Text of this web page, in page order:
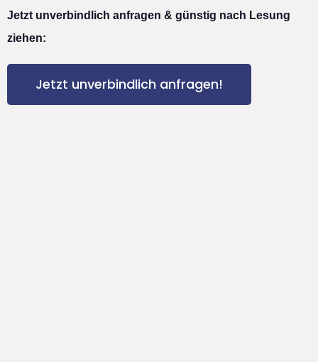
Jetzt unverbindlich anfragen & günstig nach Lesung
ziehen:
Jetzt unverbindlich anfragen!